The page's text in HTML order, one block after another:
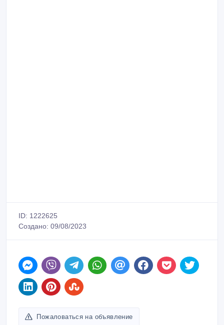
ID: 1222625
Создано: 09/08/2023
Пожаловаться на объявление